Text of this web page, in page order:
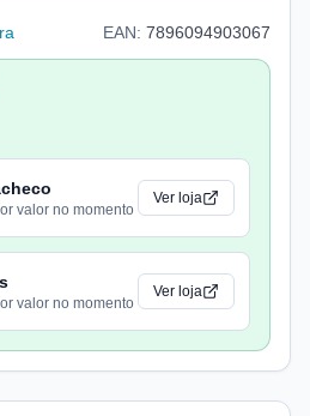
EAN: 7896094903067
valor no momento
Ver loja
valor no momento
Ver loja